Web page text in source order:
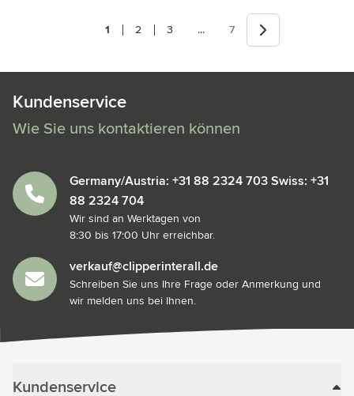
Sie lesen gerade die Seite
1 Seite
2 Seite
3 Jump forward
... Seite
7 Weiter
Kundenservice
Wie Sie uns kontaktieren können
Germany/Austria: +31 88 2324 703 Swiss: +31
88 2324 704
Wir sind an Werktagen von
8:30 bis 17:00 Uhr erreichbar.
verkauf@clipperinterall.de
Schreiben Sie uns Ihre Frage oder Anmerkung und
wir melden uns bei Ihnen.
Kundenservice